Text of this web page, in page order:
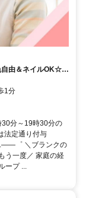
自由＆ネイルOK☆社
1分
30分～19時30分の
法定通り付与
゜ ＼ブランクの
う一度／ 家庭の経
プ ...